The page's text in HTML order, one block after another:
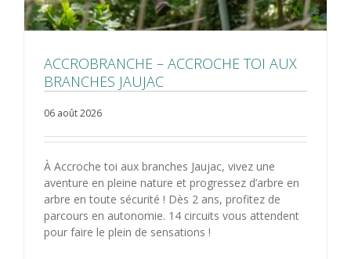
ACCROBRANCHE – ACCROCHE TOI AUX
BRANCHES JAUJAC
06 août 2026
À Accroche toi aux branches Jaujac, vivez une
aventure en pleine nature et progressez d’arbre en
arbre en toute sécurité ! Dès 2 ans, profitez de
parcours en autonomie. 14 circuits vous attendent
pour faire le plein de sensations !